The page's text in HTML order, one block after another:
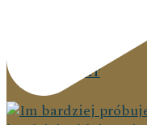
KONTAKT